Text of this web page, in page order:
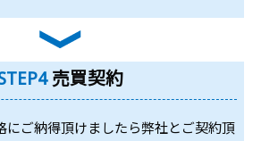
売買契約
にご納得頂けましたら弊社とご契約頂